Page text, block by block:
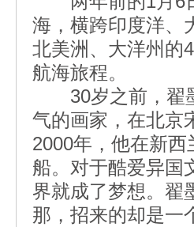
海，横跨印度洋、
北美洲、大洋州的
航海旅程。
30岁之前，翟墨
气的画家，在北京
2000年，他在新
船。对于酷爱异国
界就成了梦想。翟
那，招来的却是一